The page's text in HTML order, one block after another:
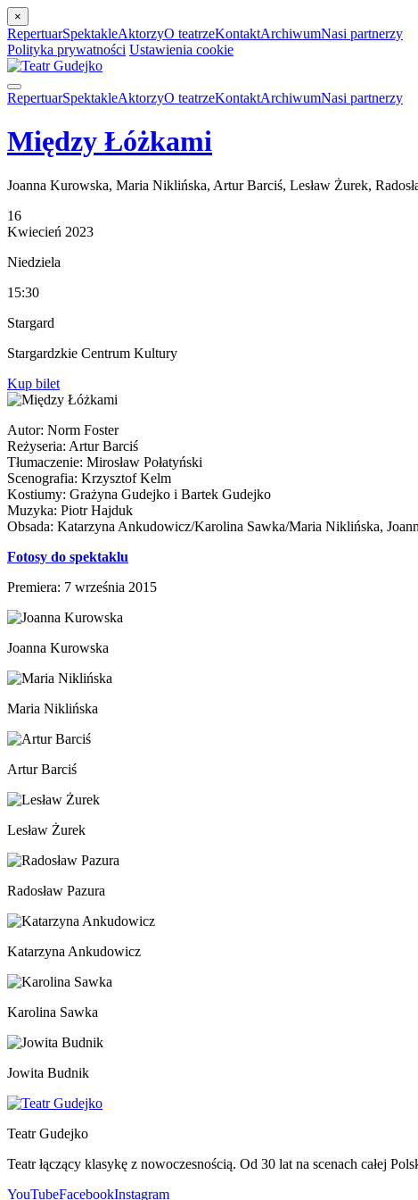
×
RepertuarSpektakleAktorzyO teatrzeKontaktArchiwumNasi partnerzy
Polityka prywatności Ustawienia cookie
RepertuarSpektakleAktorzyO teatrzeKontaktArchiwumNasi partnerzy
Między Łóżkami
Joanna Kurowska, Maria Niklińska, Artur Barciś, Lesław Żurek,
16
Kwiecień 2023
Niedziela
15:30
Stargard
Stargardzkie Centrum Kultury
Kup bilet
Autor: Norm Foster
Reżyseria: Artur Barciś
Tłumaczenie: Mirosław Połatyński
Scenografia: Krzysztof Kelm
Kostiumy: Grażyna Gudejko i Bartek Gudejko
Muzyka: Piotr Hajduk
Obsada: Katarzyna Ankudowicz/Karolina Sawka/Maria Niklińska,
Fotosy do spektaklu
Premiera: 7 września 2015
Joanna Kurowska
Maria Niklińska
Artur Barciś
Lesław Żurek
Radosław Pazura
Katarzyna Ankudowicz
Karolina Sawka
Jowita Budnik
Teatr Gudejko
Teatr łączący klasykę z nowoczesnością. Od 30 lat na scenach całej
YouTubeFacebookInstagram